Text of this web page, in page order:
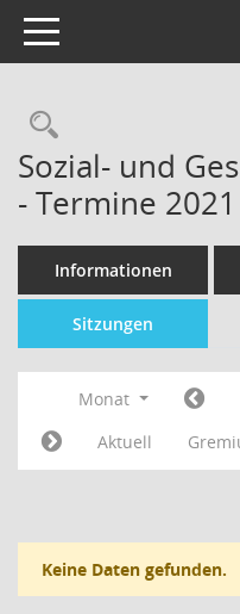
Toggle navigation
Sozial- und
- Termine 2021
Informationen
Sitzungen
Monat
Aktuell
Keine Daten gefunden.